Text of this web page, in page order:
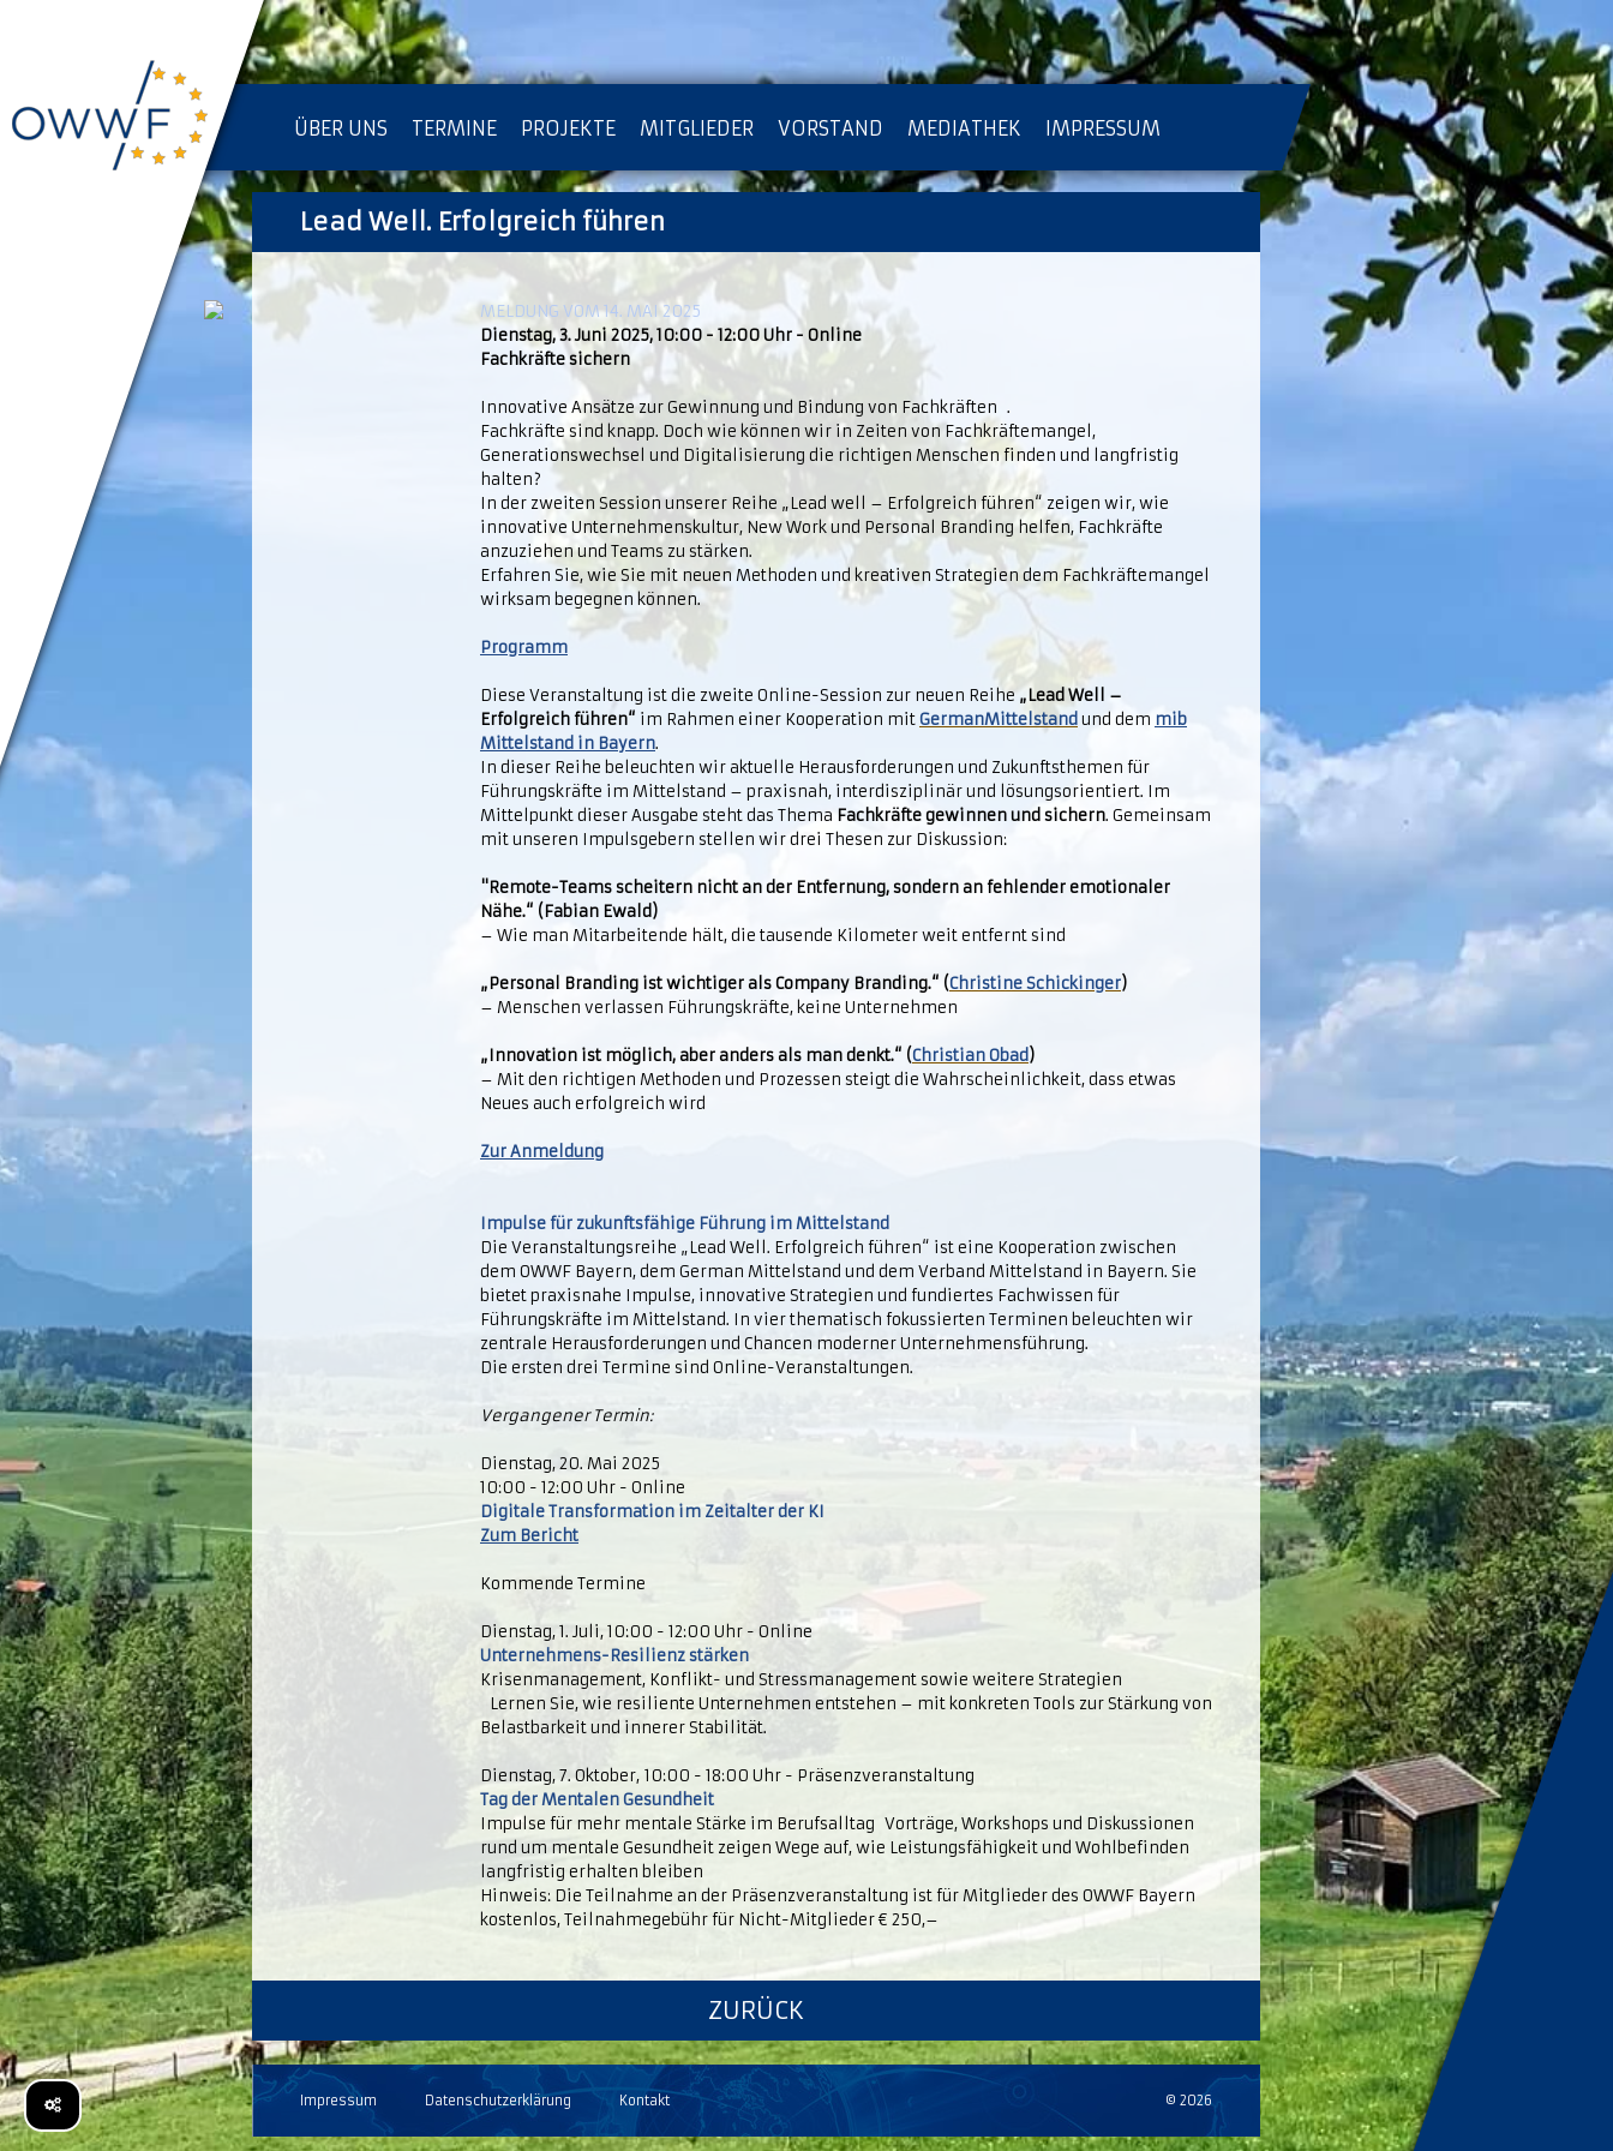
ÜBER UNS TERMINE PROJEKTE MITGLIEDER VORSTAND MEDIATHEK IMPRESSUM
IMPRESSUM [KOPIE] DATENSCHUTZ
Lead Well. Erfolgreich führen
MELDUNG VOM 14. MAI 2025
Dienstag, 3. Juni 2025, 10:00 - 12:00 Uhr - Online
Fachkräfte sichern
Innovative Ansätze zur Gewinnung und Bindung von Fachkräften .
Fachkräfte sind knapp. Doch wie können wir in Zeiten von Fachkräftemangel,
Generationswechsel und Digitalisierung die richtigen Menschen finden und langfristig
halten?
In der zweiten Session unserer Reihe „Lead well – Erfolgreich führen“ zeigen wir, wie
innovative Unternehmenskultur, New Work und Personal Branding helfen, Fachkräfte
anzuziehen und Teams zu stärken.
Erfahren Sie, wie Sie mit neuen Methoden und kreativen Strategien dem Fachkräftemangel
wirksam begegnen können.
Programm
Diese Veranstaltung ist die zweite Online-Session zur neuen Reihe„Lead Well –
Erfolgreich führen“ im Rahmen einer Kooperation mit GermanMittelstand und dem mib
Mittelstand in Bayern.
In dieser Reihe beleuchten wir aktuelle Herausforderungen und Zukunftsthemen für
Führungskräfte im Mittelstand – praxisnah, interdisziplinär und lösungsorientiert. Im
Mittelpunkt dieser Ausgabe steht das Thema Fachkräfte gewinnen und sichern. Gemeinsam
mit unseren Impulsgebern stellen wir drei Thesen zur Diskussion:
"Remote-Teams scheitern nicht an der Entfernung, sondern an fehlender emotionaler
Nähe.“ (Fabian Ewald)
– Wie man Mitarbeitende hält, die tausende Kilometer weit entfernt sind
„Personal Branding ist wichtiger als Company Branding.“ (Christine Schickinger)
– Menschen verlassen Führungskräfte, keine Unternehmen
„Innovation ist möglich, aber anders als man denkt.“ (Christian Obad)
– Mit den richtigen Methoden und Prozessen steigt die Wahrscheinlichkeit, dass etwas
Neues auch erfolgreich wird
Zur Anmeldung
Impulse für zukunftsfähige Führung im Mittelstand
Die Veranstaltungsreihe „Lead Well. Erfolgreich führen“ ist eine Kooperation zwischen
dem OWWF Bayern, dem German Mittelstand und dem Verband Mittelstand in Bayern. Sie
bietet praxisnahe Impulse, innovative Strategien und fundiertes Fachwissen für
Führungskräfte im Mittelstand. In vier thematisch fokussierten Terminen beleuchten wir
zentrale Herausforderungen und Chancen moderner Unternehmensführung.
Die ersten drei Termine sind Online-Veranstaltungen.
Vergangener Termin:
Dienstag, 20. Mai 2025
10:00 - 12:00 Uhr - Online
Digitale Transformation im Zeitalter der KI
Zum Bericht
Kommende Termine
Dienstag, 1. Juli, 10:00 - 12:00 Uhr - Online
Unternehmens-Resilienz stärken
Krisenmanagement, Konflikt- und Stressmanagement sowie weitere Strategien
Lernen Sie, wie resiliente Unternehmen entstehen – mit konkreten Tools zur Stärkung von
Belastbarkeit und innerer Stabilität.
Dienstag, 7. Oktober, 10:00 - 18:00 Uhr - Präsenzveranstaltung
Tag der Mentalen Gesundheit
Impulse für mehr mentale Stärke im Berufsalltag Vorträge, Workshops und Diskussionen
rund um mentale Gesundheit zeigen Wege auf, wie Leistungsfähigkeit und Wohlbefinden
langfristig erhalten bleiben
Hinweis: Die Teilnahme an der Präsenzveranstaltung ist für Mitglieder des OWWF Bayern
kostenlos, Teilnahmegebühr für Nicht-Mitglieder € 250,–
ZURÜCK
Impressum Datenschutzerklärung Kontakt © 2026